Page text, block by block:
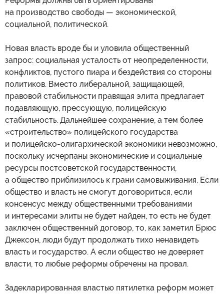
на производство свободы — экономической,
социальной, политической.
Новая власть вроде бы и уловила общественный
запрос: социальная усталость от неопределенности,
конфликтов, пустого пиара и бездействия со стороны
политиков. Вместо либеральной, защищающей,
правовой стабильности правящая элита предлагает
подавляющую, прессующую, полицейскую
стабильность. Дальнейшее сохранение, а тем более
«строительство» полицейского государства
и полицейско-олигархической экономики невозможно,
поскольку исчерпаны экономические и социальные
ресурсы постсоветской государственности,
а общество приблизилось к грани самовыживания. Если
общество и власть не смогут договориться, если
консенсус между общественными требованиями
и интересами элиты не будет найден, то есть не будет
заключен общественный договор, то, как заметил Брюс
Джексон, люди будут продолжать тихо ненавидеть
власть и государство. А если общество не доверяет
власти, то любые реформы обречены на провал.
Задекларированная властью пятилетка реформ может